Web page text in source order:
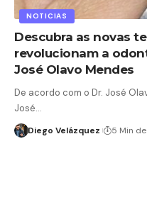
NOTICIAS
Descubra as novas
revolucionam a
José Olavo Mendes
De acordo com o Dr. José
José…
Diego Velázquez 5 Min